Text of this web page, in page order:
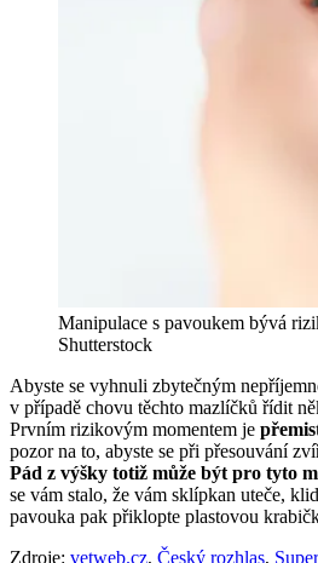
Manipulace s pavoukem bývá
Shutterstock
Abyste se vyhnuli zbytečným
v případě chovu těchto mazlíčků řídit
Prvním rizikovým momentem je
pozor na to, abyste se při přesouvání
Pád z výšky totiž může být pro tyto
se vám stalo, že vám sklípkan uteče,
pavouka pak přiklopte plastovou
Zdroje: vetweb.cz, Český rozhlas,